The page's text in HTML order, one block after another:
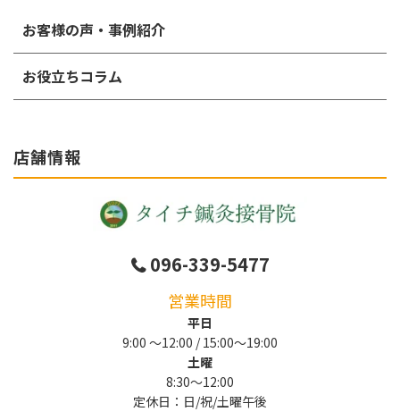
お客様の声・事例紹介
お役立ちコラム
店舗情報
096-339-5477
営業時間
平日
9:00 〜12:00 / 15:00～19:00
土曜
8:30～12:00
定休日：日/祝/土曜午後